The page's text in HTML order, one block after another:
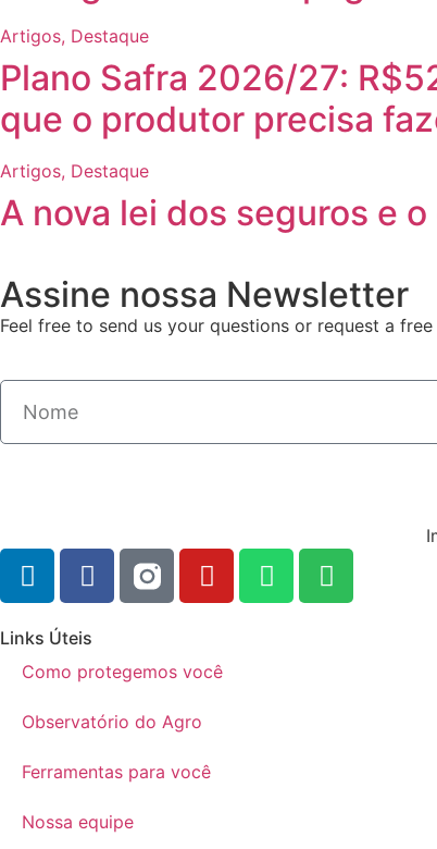
Artigos, Destaque
Plano Safra 2026/27:
que o produtor precisa
Artigos, Destaque
A nova lei dos seguros e
Assine nossa Newsletter
Feel free to send us your questions or request a
Links Úteis
Como protegemos você
Observatório do Agro
Ferramentas para você
Nossa equipe